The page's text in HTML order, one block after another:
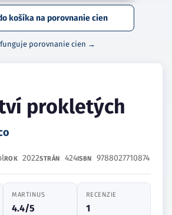
košíka na porovnanie cien
porovnanie cien →
prokletých
ROK 2022STRÁN 424ISBN 9788027710874
MARTINUS
4.4/5
RECENZIE
1